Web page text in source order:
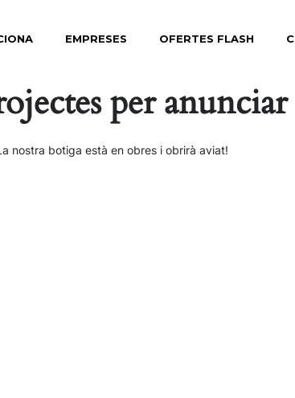
EMPRESES OFERTES FLASH
per anunciar
nostra botiga està en obres i obrirà aviat!